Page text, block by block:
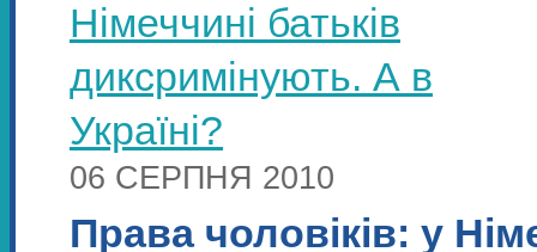
06 СЕРПНЯ 2010
Права чоловіків: у